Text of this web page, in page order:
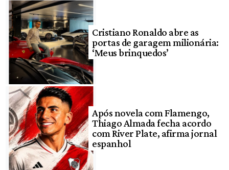
Cristiano Ronaldo abre as
portas de garagem milionária:
‘Meus brinquedos’
Após novela com Flamengo,
Thiago Almada fecha acordo
com River Plate, afirma jornal
espanhol